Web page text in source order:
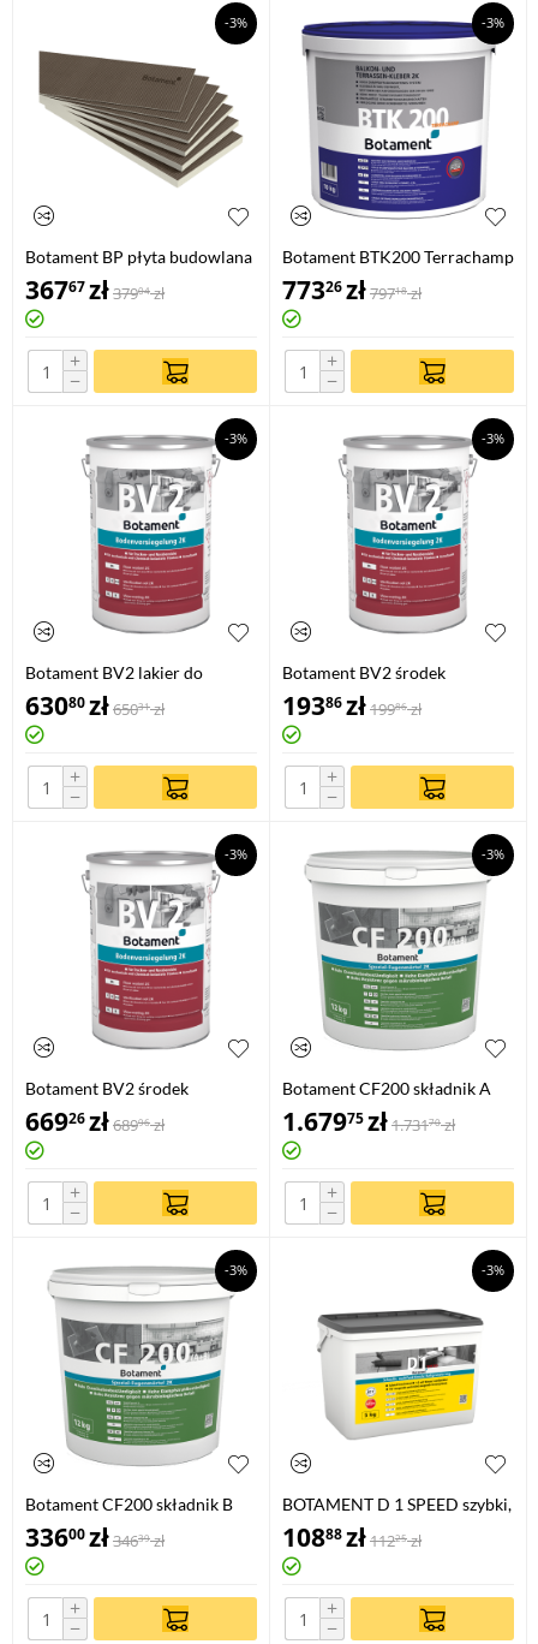
-3%
Botament BP płyta budowlana
2,6 m x 0,6 m / 50 mm
36767zł37904 zł
+
−
-3%
Botament BTK200 Terrachamp
77326zł79718 zł
+
−
-3%
Botament BV2 lakier do
podłóg kamiennoszary 5kg
63080zł65031 zł
+
−
-3%
Botament BV2 środek
gruntujący transparentny 1kg
19386zł19986 zł
+
−
-3%
Botament BV2 środek
gruntujący transparentny 4kg
66926zł68996 zł
+
−
-3%
Botament CF200 składnik A
1.67975zł1.73170 zł
+
−
-3%
Botament CF200 składnik B
33600zł34639 zł
+
−
-3%
BOTAMENT D 1 SPEED szybki,
wielofunkcyjny środek
gruntujący 1 KG
10888zł11225 zł
+
−